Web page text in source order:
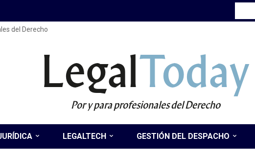
del Derecho
LegalToday
Por y para profesionales del Derecho
LEGALTECH GESTIÓN DEL DESPACHO